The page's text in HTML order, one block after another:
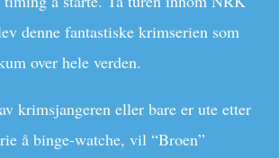
denne fantastiske krimserien som
over hele verden.
krimsjangeren eller bare er ute etter
å binge-watche, vil “Broen”